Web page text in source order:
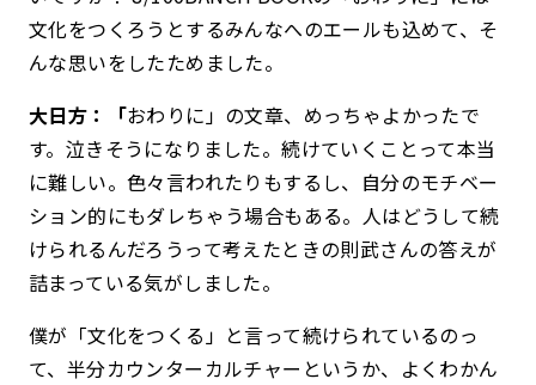
文化をつくろうとするみんなへのエールも込めて、そ
んな思いをしたためました。
大日方：「おわりに」の文章、めっちゃよかったで
す。泣きそうになりました。続けていくことって本当
に難しい。色々言われたりもするし、自分のモチベー
ション的にもダレちゃう場合もある。人はどうして続
けられるんだろうって考えたときの則武さんの答えが
詰まっている気がしました。
僕が「文化をつくる」と言って続けられているのっ
て、半分カウンターカルチャーというか、よくわかん